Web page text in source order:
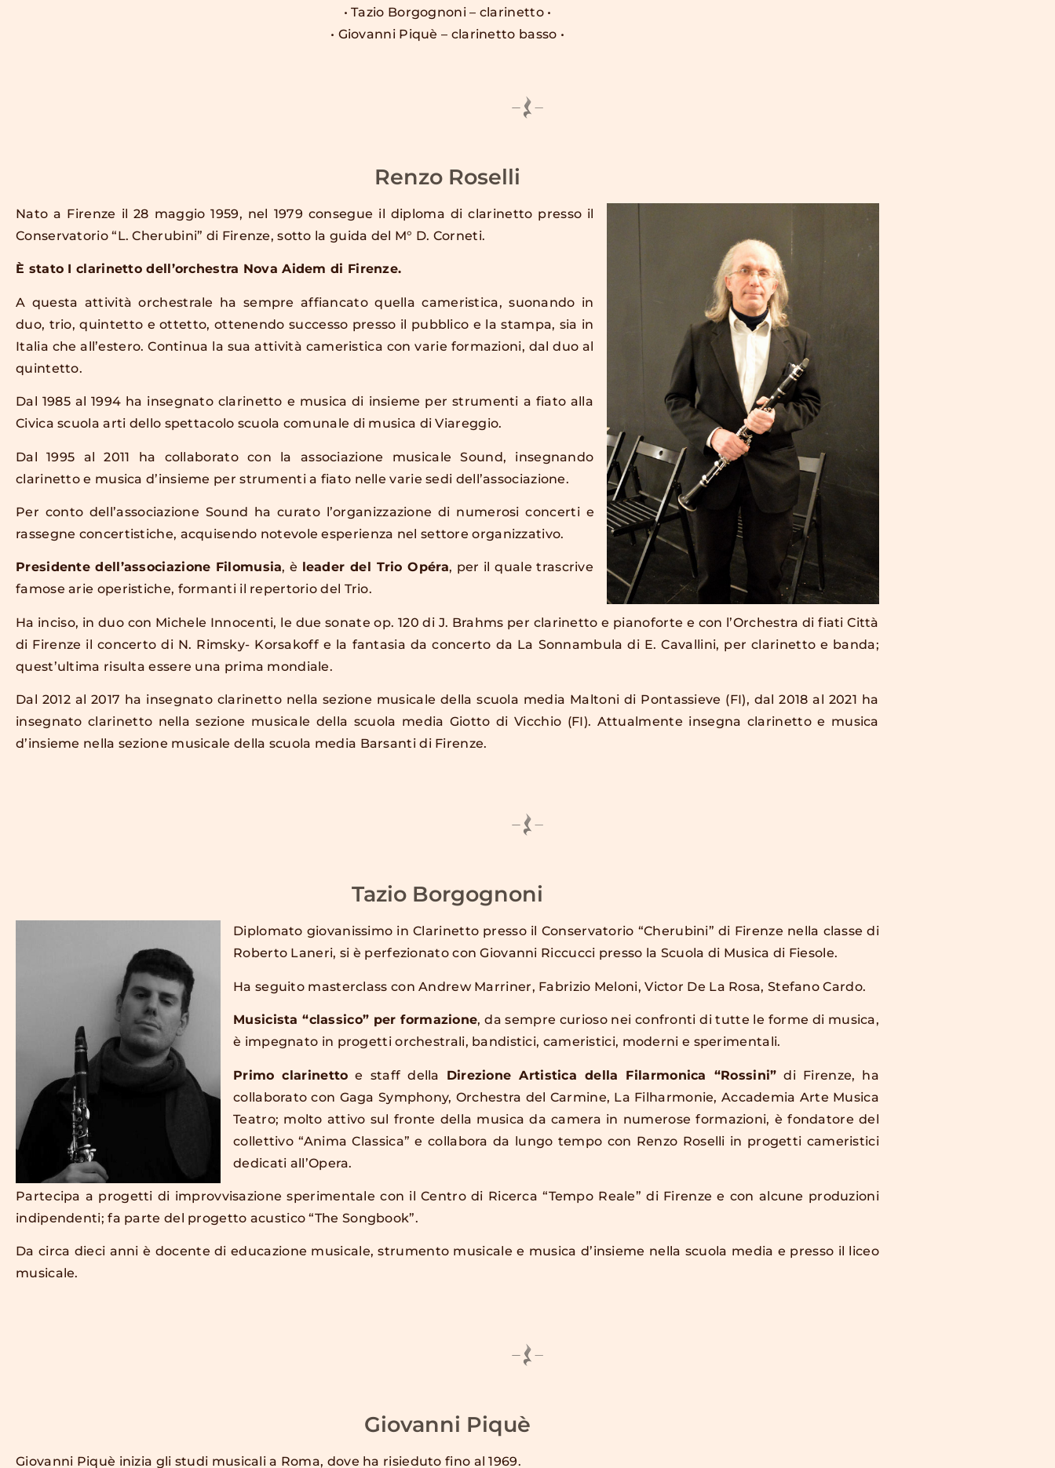
• Tazio Borgognoni – clarinetto •
• Giovanni Piquè – clarinetto basso •
Renzo Roselli
Nato a Firenze il 28 maggio 1959, nel 1979 consegue il diploma di clarinetto presso il
Conservatorio “L. Cherubini” di Firenze, sotto la guida del M° D. Corneti.
È stato I clarinetto dell’orchestra Nova Aidem di Firenze.
A questa attività orchestrale ha sempre affiancato quella cameristica, suonando in
duo, trio, quintetto e ottetto, ottenendo successo presso il pubblico e la stampa, sia in
Italia che all’estero. Continua la sua attività cameristica con varie formazioni, dal duo al
quintetto.
Dal 1985 al 1994 ha insegnato clarinetto e musica di insieme per strumenti a fiato alla
Civica scuola arti dello spettacolo scuola comunale di musica di Viareggio.
Dal 1995 al 2011 ha collaborato con la associazione musicale Sound, insegnando
clarinetto e musica d’insieme per strumenti a fiato nelle varie sedi dell’associazione.
Per conto dell’associazione Sound ha curato l’organizzazione di numerosi concerti e
rassegne concertistiche, acquisendo notevole esperienza nel settore organizzativo.
Presidente dell’associazione Filomusia, è leader del Trio Opéra, per il quale trascrive
famose arie operistiche, formanti il repertorio del Trio.
Ha inciso, in duo con Michele Innocenti, le due sonate op. 120 di J. Brahms per clarinetto e pianoforte e con l’Orchestra di fiati Città
di Firenze il concerto di N. Rimsky- Korsakoff e la fantasia da concerto da La Sonnambula di E. Cavallini, per clarinetto e banda;
quest’ultima risulta essere una prima mondiale.
Dal 2012 al 2017 ha insegnato clarinetto nella sezione musicale della scuola media Maltoni di Pontassieve (FI), dal 2018 al 2021 ha
insegnato clarinetto nella sezione musicale della scuola media Giotto di Vicchio (FI). Attualmente insegna clarinetto e musica
d’insieme nella sezione musicale della scuola media Barsanti di Firenze.
Tazio Borgognoni
Diplomato giovanissimo in Clarinetto presso il Conservatorio “Cherubini” di Firenze nella classe di
Roberto Laneri, si è perfezionato con Giovanni Riccucci presso la Scuola di Musica di Fiesole.
Ha seguito masterclass con Andrew Marriner, Fabrizio Meloni, Victor De La Rosa, Stefano Cardo.
Musicista “classico” per formazione, da sempre curioso nei confronti di tutte le forme di musica,
è impegnato in progetti orchestrali, bandistici, cameristici, moderni e sperimentali.
Primo clarinetto e staff della Direzione Artistica della Filarmonica “Rossini” di Firenze, ha
collaborato con Gaga Symphony, Orchestra del Carmine, La Filharmonie, Accademia Arte Musica
Teatro; molto attivo sul fronte della musica da camera in numerose formazioni, è fondatore del
collettivo “Anima Classica” e collabora da lungo tempo con Renzo Roselli in progetti cameristici
dedicati all’Opera.
Partecipa a progetti di improvvisazione sperimentale con il Centro di Ricerca “Tempo Reale” di Firenze e con alcune produzioni
indipendenti; fa parte del progetto acustico “The Songbook”.
Da circa dieci anni è docente di educazione musicale, strumento musicale e musica d’insieme nella scuola media e presso il liceo
musicale.
Giovanni Piquè
Giovanni Piquè inizia gli studi musicali a Roma, dove ha risieduto fino al 1969.